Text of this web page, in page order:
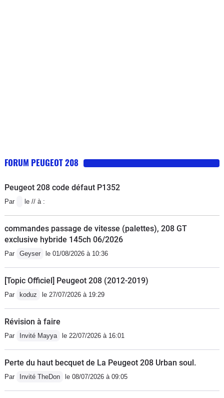
FORUM PEUGEOT 208
Peugeot 208 code défaut P1352
Par le // à :
commandes passage de vitesse (palettes), 208 GT
exclusive hybride 145ch 06/2026
Par Geyser le 01/08/2026 à 10:36
[Topic Officiel] Peugeot 208 (2012-2019)
Par koduz le 27/07/2026 à 19:29
Révision à faire
Par Invité Mayya le 22/07/2026 à 16:01
Perte du haut becquet de La Peugeot 208 Urban soul.
Par Invité TheDon le 08/07/2026 à 09:05